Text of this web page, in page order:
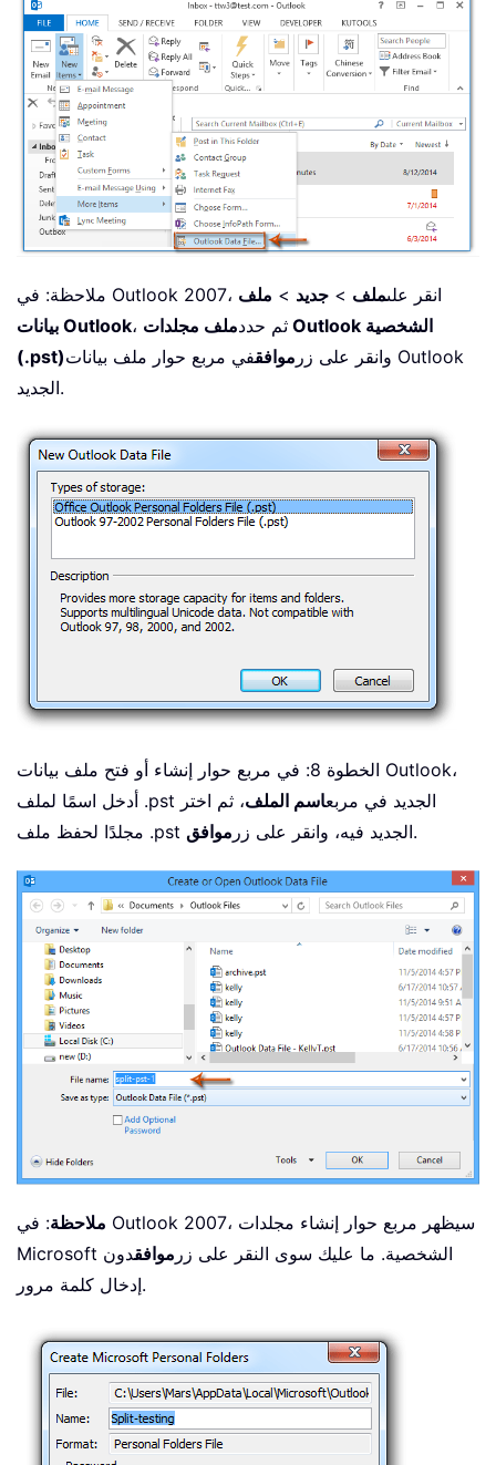
ملاحظة: في Outlook 2007، انقر علىملف > جديد > ملف
بيانات Outlook
، ثم حددملف مجلدات Outlook الشخصية
(.pst)
وانقر على زر موافقفي مربع حوار ملف بيانات Outlook
الجديد.
الخطوة 8: في مربع حوار إنشاء أو فتح ملف بيانات Outlook،
أدخل اسمًا لملف .pst الجديد في مربعاسم الملف، ثم اختر
مجلدًا لحفظ ملف .pst الجديد فيه، وانقر على زر موافق .
ملاحظة: في Outlook 2007، سيظهر مربع حوار إنشاء مجلدات
Microsoft الشخصية. ما عليك سوى النقر على زر موافقدون
إدخال كلمة مرور.